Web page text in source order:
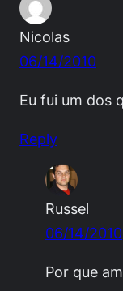
Nicolas
06/14/2010
Eu fui um dos
Reply
Russel
06/14/2010
Por que